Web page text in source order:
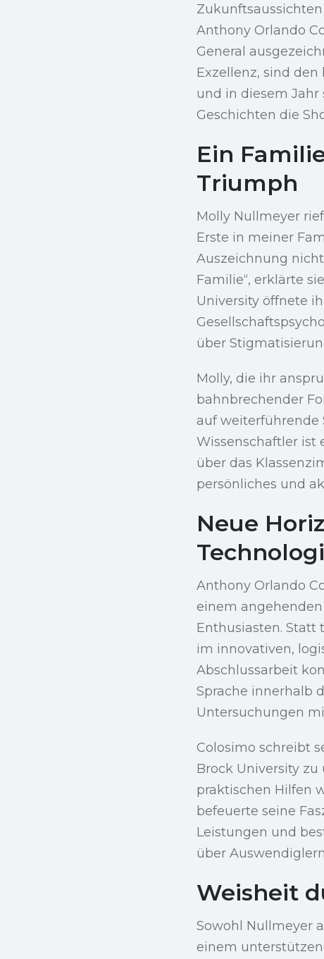
Anthony Orlando
General
Exzellenz, sind
und in diesem
Geschichten die
Ein
Triumph
Molly Nullmeyer
Erste in meiner
Auszeichnung
Familie“, erklärte
University öffnete
über
Molly, die ihr
bahnbrechender
auf weiterführende
Wissenschaftler ist
über das
persönliches und
Neue
Anthony Orlando
einem
Enthusiasten. Statt
im innovativen,
Abschlussarbeit
Sprache innerhalb
Untersuchungen
Colosimo schreibt
Brock University
praktischen Hilfen
befeuerte seine
Leistungen und
über
Weisheit
Sowohl Nullmeyer
einem